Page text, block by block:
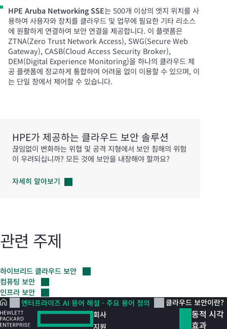
HPE Aruba Networking SSE는 500개 이상의 엣지 위치를 사
용하여 사용자와 장치를 클라우드 및 업무에 필요한 기타 리소스
에 원활하게 연결하여 보안 연결을 제공합니다. 이 플랫폼은
ZTNA(Zero Trust Network Access), SWG(Secure Web
Gateway), CASB(Cloud Access Security Broker),
DEM(Digital Experience Monitoring)을 하나의 클라우드 제
공 플랫폼에 정교하게 통합하여 어려움 없이 이용할 수 있으며, 이
는 단일 창에서 제어할 수 있습니다.
HPE가 제공하는 클라우드 보안 솔루션
끊임없이 변화하는 위협 및 공격 지형에서 보안 침해의 위험
이 우려되십니까? 모든 것에 보안을 내장해야 할까요?
자세히 알아보기
관련 주제
하이브리드 클라우드보안
컴퓨팅 보안
인프라보안
엔터프라이즈 AI 용어 해설 - 주요 용어 정의
클라우드 보안이란?
회사
지원
동적 시각
효과